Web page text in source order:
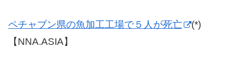
ペチャブン県の魚加工工場で５人が死亡
(*)
【NNA.ASIA】